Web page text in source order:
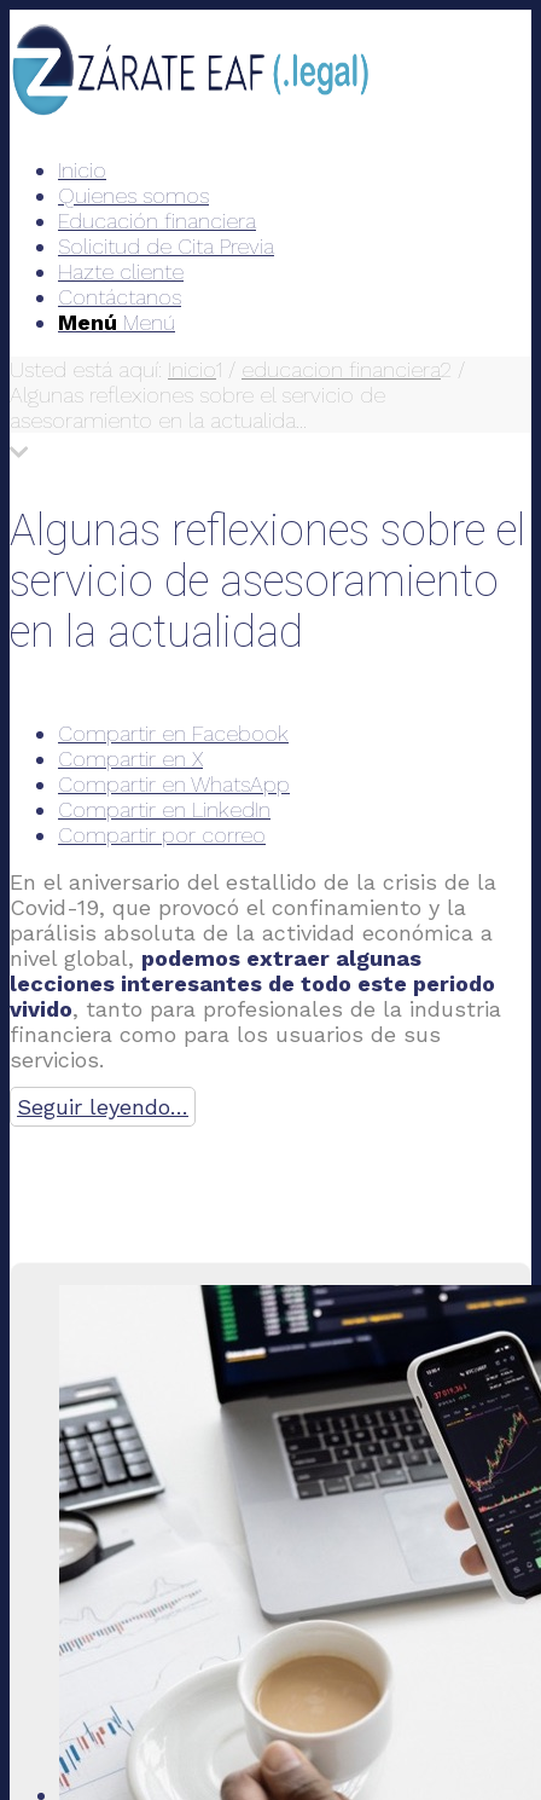
Inicio
Quienes somos
Educación financiera
Solicitud de Cita Previa
Hazte cliente
Contáctanos
Menú Menú
Usted está aquí: Inicio1 / educacion financiera2 /
Algunas reflexiones sobre el servicio de
asesoramiento en la actualida...
Algunas reflexiones sobre el
servicio de asesoramiento
en la actualidad
Compartir en Facebook
Compartir en X
Compartir en WhatsApp
Compartir en LinkedIn
Compartir por correo
En el aniversario del estallido de la crisis de la
Covid-19, que provocó el confinamiento y la
parálisis absoluta de la actividad económica a
nivel global, podemos extraer algunas
lecciones interesantes de todo este periodo
vivido, tanto para profesionales de la industria
financiera como para los usuarios de sus
servicios.
Seguir leyendo…